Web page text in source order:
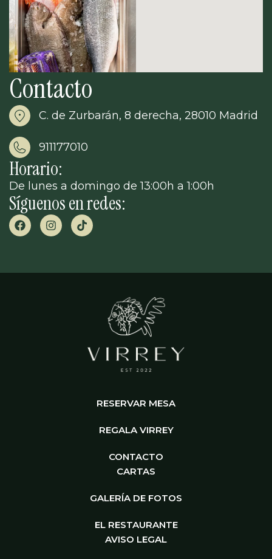
Contacto
C. de Zurbarán, 8 derecha, 28010 Madrid
911177010
Horario:
De lunes a domingo de 13:00h a 1:00h
Síguenos en redes:
RESERVAR MESA
REGALA VIRREY
CONTACTO
CARTAS
GALERÍA DE FOTOS
EL RESTAURANTE
AVISO LEGAL